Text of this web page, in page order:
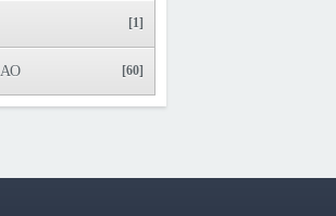
[1]
АО [60]